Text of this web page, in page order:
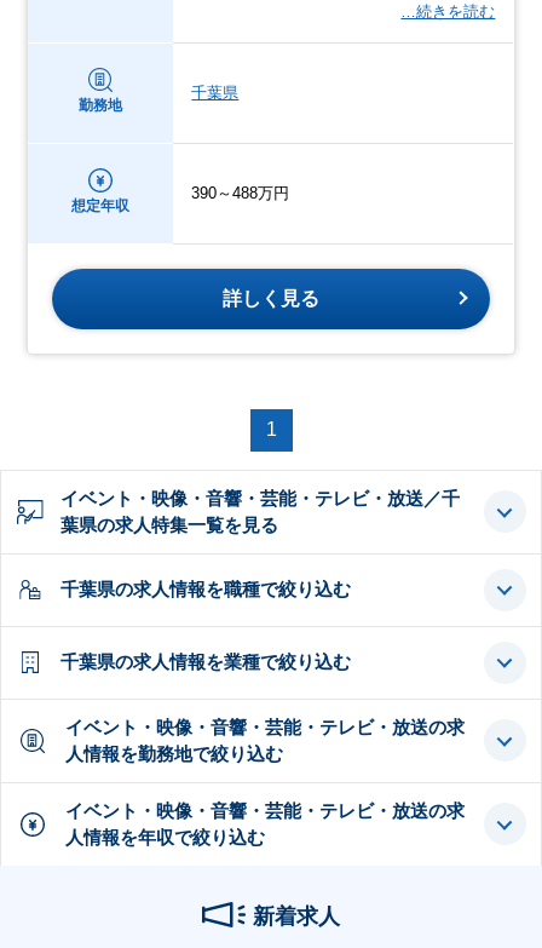
…続きを読む
勤務地
千葉県
想定年収
390～488万円
詳しく見る
1
イベント・映像・音響・芸能・テレビ・放送／千
葉県の求人特集一覧を見る
千葉県の求人情報を職種で絞り込む
千葉県の求人情報を業種で絞り込む
イベント・映像・音響・芸能・テレビ・放送の求
人情報を勤務地で絞り込む
イベント・映像・音響・芸能・テレビ・放送の求
人情報を年収で絞り込む
新着求人